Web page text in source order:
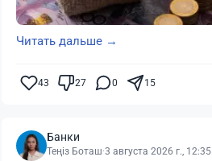
Читать дальше →
43 27 0 15
Банки
Теңіз Боташ·3 августа 2026 г., 12:35